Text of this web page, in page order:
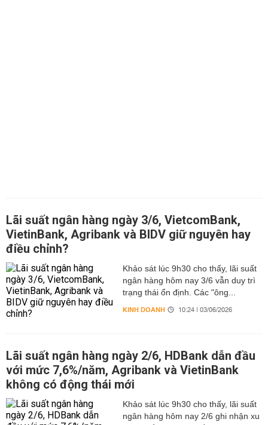
Lãi suất ngân hàng ngày 3/6, VietcomBank,
VietinBank, Agribank và BIDV giữ nguyên hay
điều chỉnh?
Khảo sát lúc 9h30 cho thấy, lãi suất
ngân hàng hôm nay 3/6 vẫn duy trì
trạng thái ổn định. Các "ông...
KINH DOANH 10:24 | 03/06/2026
Lãi suất ngân hàng ngày 2/6, HDBank dẫn đầu
với mức 7,6%/năm, Agribank và VietinBank
không có động thái mới
Khảo sát lúc 9h30 cho thấy, lãi suất
ngân hàng hôm nay 2/6 ghi nhận xu